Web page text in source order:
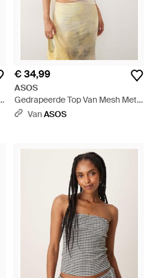
€ 34,99
ASOS
Gedrapeerde Top Van Mesh Met
Gedrapeerde Halslijn En
VanASOS